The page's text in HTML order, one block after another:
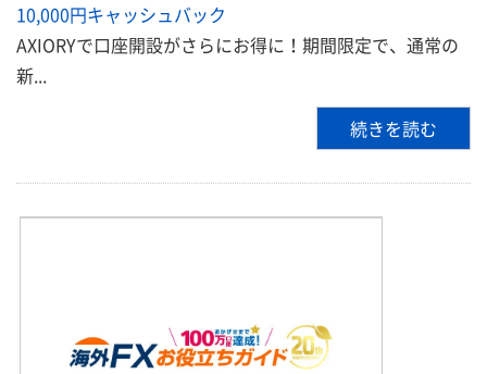
10,000円キャッシュバック
AXIORYで口座開設がさらにお得に！期間限定で、通常の
新...
続きを読む